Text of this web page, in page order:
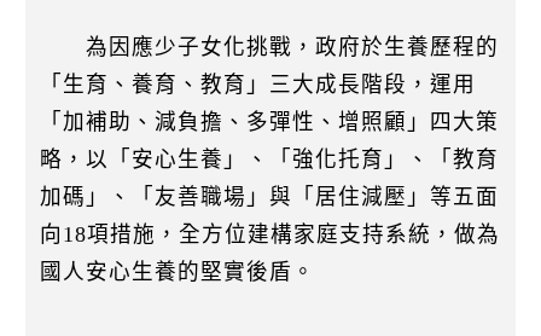
為因應少子女化挑戰，政府於生養歷程的
「生育、養育、教育」三大成長階段，運用
「加補助、減負擔、多彈性、增照顧」四大策
略，以「安心生養」、「強化托育」、「教育
加碼」、「友善職場」與「居住減壓」等五面
向18項措施，全方位建構家庭支持系統，做為
國人安心生養的堅實後盾。